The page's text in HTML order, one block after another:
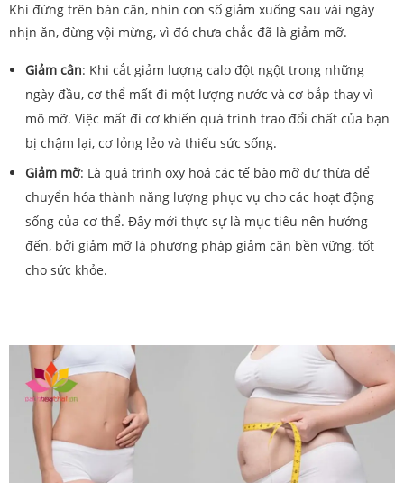
Khi đứng trên bàn cân, nhìn con số giảm xuống sau vài ngày
nhịn ăn, đừng vội mừng, vì đó chưa chắc đã là giảm mỡ.
Giảm cân: Khi cắt giảm lượng calo đột ngột trong những
ngày đầu, cơ thể mất đi một lượng nước và cơ bắp thay vì
mô mỡ. Việc mất đi cơ khiến quá trình trao đổi chất của bạn
bị chậm lại, cơ lỏng lẻo và thiếu sức sống.
Giảm mỡ: Là quá trình oxy hoá các tế bào mỡ dư thừa để
chuyển hóa thành năng lượng phục vụ cho các hoạt động
sống của cơ thể. Đây mới thực sự là mục tiêu nên hướng
đến, bởi giảm mỡ là phương pháp giảm cân bền vững, tốt
cho sức khỏe.